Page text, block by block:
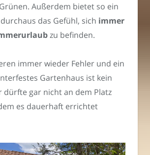
Außerdem bietet so ein
das Gefühl, sich immer
zu befinden.
immer wieder Fehler und ein
Gartenhaus ist kein
dürfte gar nicht an dem Platz
es dauerhaft errichtet